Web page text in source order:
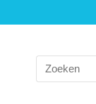
Search
for: